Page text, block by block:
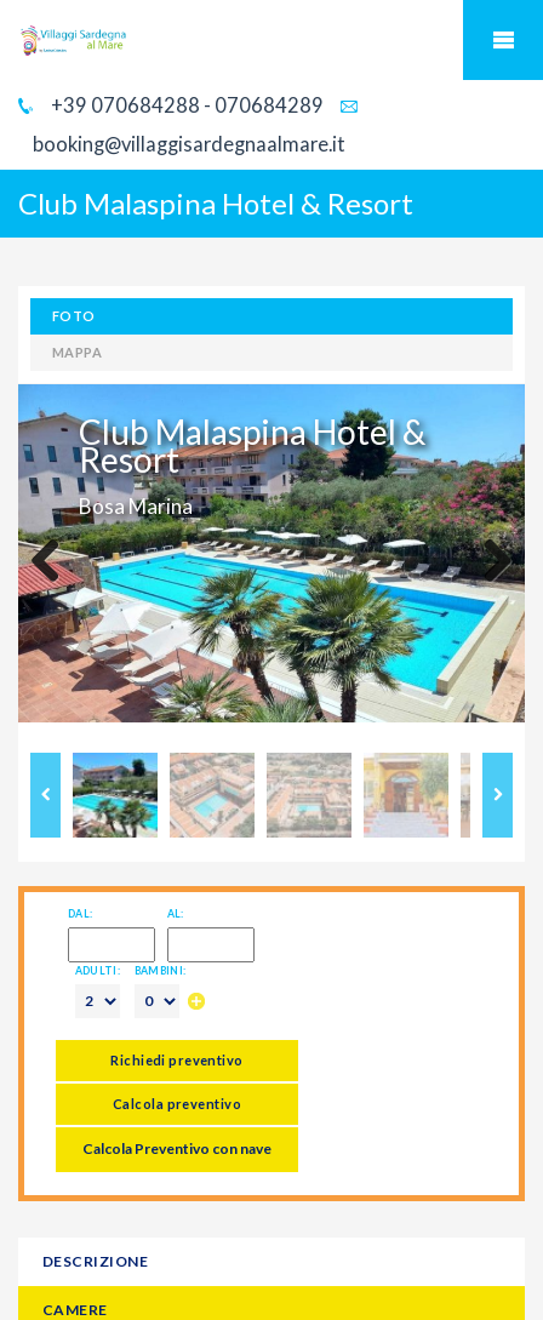
+39 070684288 - 070684289
booking@villaggisardegnaalmare.it
Club Malaspina Hotel & Resort
FOTO
MAPPA
Club Malaspina Hotel &
Resort
Bosa Marina
Previous Next
DAL: AL:
ADULTI: BAMBINI:
Richiedi preventivo
Calcola preventivo
Calcola Preventivo con nave
DESCRIZIONE
CAMERE